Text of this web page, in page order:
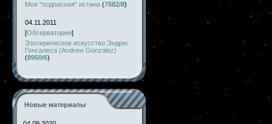
Моя "подписная" истина (7882/8)
04.11.2011
[Обсерватория]
Эзотерическое искусство Эндрю
Гонсалеса (Andrew Gonzalez)
(8950/6)
Новые материалы